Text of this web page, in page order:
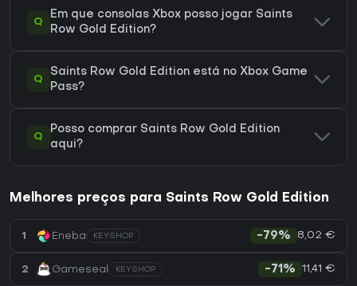
Q
Em que consolas Xbox posso jogar Saints
Row Gold Edition?
Q
Saints Row Gold Edition está no Xbox Game
Pass?
Q
Posso comprar Saints Row Gold Edition
aqui?
Melhores preços para Saints Row Gold Edition
1 Eneba KEYSHOP -79% 8,02 €
2 Gameseal KEYSHOP -71% 11,41 €